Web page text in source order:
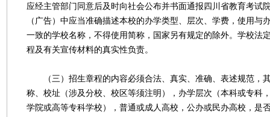
应经主管部门同意后及时向社会公布并书面通报四川省教育考试
（广告）中应当准确描述本校的办学类型、层次、学费，使用与
一致的学校名称，不得使用简称，国家另有规定的除外。学校法
程及有关宣传材料的真实性负责。
（三）招生章程的内容必须合法、真实、准确、表述规范，
称、校址（涉及分校、校区等须注明），办学层次（本科或专科
学院或高等专科学校），普通或成人高校，公办或民办高校，是